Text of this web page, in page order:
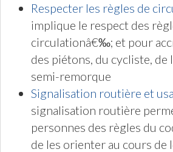
Respecter les règles de
implique le respect des
circulationâ€‰; et pour
des piétons, du cycliste, de
semi-remorque
Signalisation routière et
signalisation routière
personnes des règles du
de les orienter au cours de